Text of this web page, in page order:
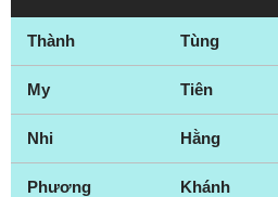
Thành Tùng
My Tiên
Nhi Hằng
Phương Khánh